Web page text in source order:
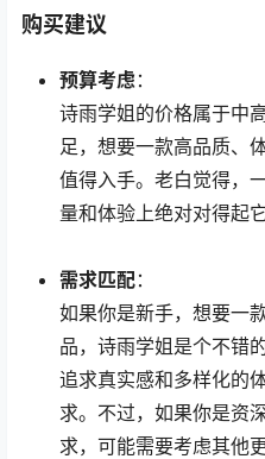
购买建议
预算考虑：
诗雨学姐的价格属于中
足，想要一款高品质、
值得入手。老白觉得，
量和体验上绝对对得起
需求匹配：
如果你是新手，想要一
品，诗雨学姐是个不错
追求真实感和多样化的
求。不过，如果你是资
求，可能需要考虑其他